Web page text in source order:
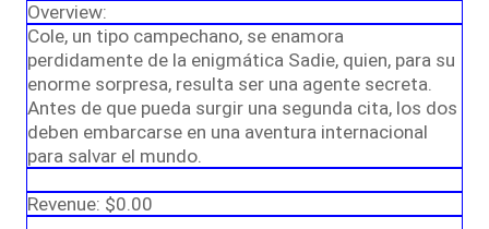
Overview:
Cole, un tipo campechano, se enamora
perdidamente de la enigmática Sadie, quien, para su
enorme sorpresa, resulta ser una agente secreta.
Antes de que pueda surgir una segunda cita, los dos
deben embarcarse en una aventura internacional
para salvar el mundo.
Revenue: $0.00